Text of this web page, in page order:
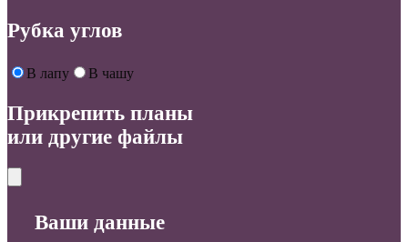
Рубка углов
В лапу В чашу
Прикрепить планы
или другие файлы
Ваши данные